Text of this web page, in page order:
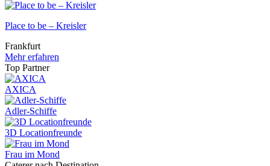
Place to be – Kreisler
Frankfurt
Mehr erfahren
Top Partner
AXICA
Adler-Schiffe
3D Locationfreunde
Frau im Mond